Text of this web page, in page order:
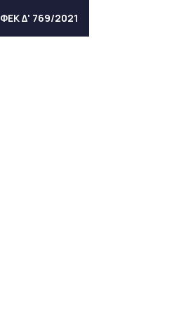
ΦΕΚ Δ' 769/2021